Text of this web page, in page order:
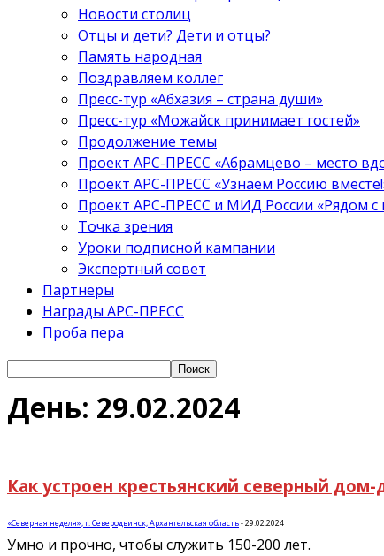
Новости столиц
Отцы и дети? Дети и отцы?
Память народная
Поздравляем коллег
Пресс-тур «Абхазия – страна души»
Пресс-тур «Можайск принимает гостей»
Продолжение темы
Проект АРС-ПРЕСС «Абрамцево – место
Проект АРС-ПРЕСС «Узнаем Россию
Проект АРС-ПРЕСС и МИД России «Рядом с
Точка зрения
Уроки подписной кампании
Экспертный совет
Партнеры
Награды АРС-ПРЕСС
Проба пера
День: 29.02.2024
Как устроен крестьянский северный дом-
«Северная неделя», г. Северодвинск, Архангельская область-29.02.2024
Умно и прочно, чтобы служить 150-200 лет.